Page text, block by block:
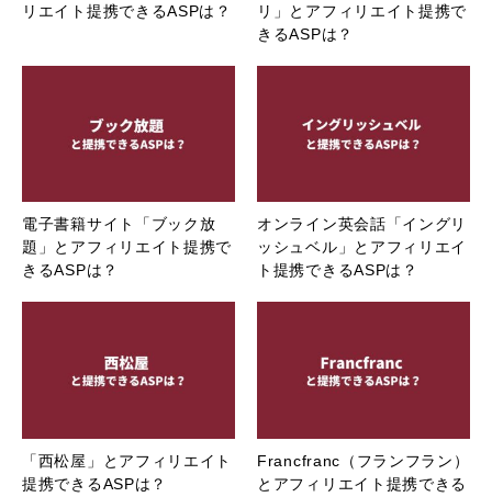
リエイト提携できるASPは？
リ」とアフィリエイト提携で
きるASPは？
電子書籍サイト「ブック放
題」とアフィリエイト提携で
きるASPは？
オンライン英会話「イングリ
ッシュベル」とアフィリエイ
ト提携できるASPは？
「西松屋」とアフィリエイト
提携できるASPは？
Francfranc（フランフラン）
とアフィリエイト提携できる